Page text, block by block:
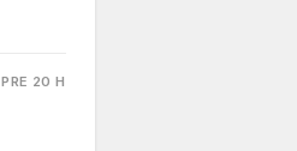
PRE 20 H